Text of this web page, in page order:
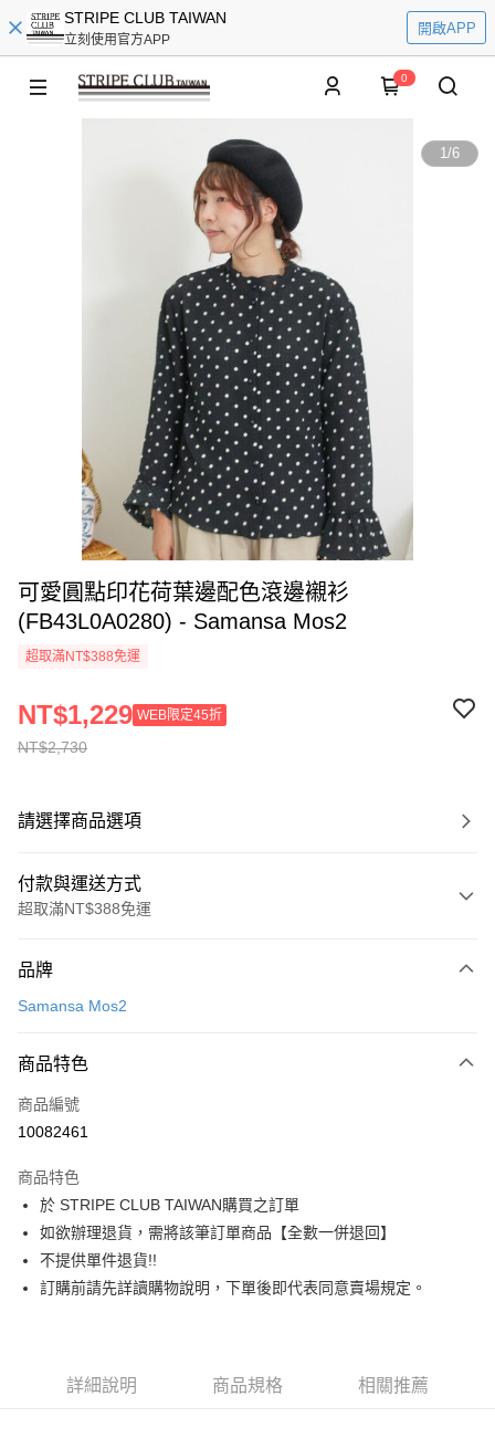
STRIPE CLUB TAIWAN
立刻使用官方APP
開啟APP
0
1/6
可愛圓點印花荷葉邊配色滾邊襯衫
(FB43L0A0280) - Samansa Mos2
超取滿NT$388免運
NT$2,730
NT$1,229 WEB限定45折
請選擇商品選項
付款與運送方式
超取滿NT$388免運
信用卡一次付款
3 期 0 利率 每期
合作金庫商業銀行
上海商業儲蓄銀行
臺灣中小企業銀行
匯豐（台灣）商業銀行
華泰商業銀行
聯邦商業銀行
遠東國際商業銀行
元大商業銀行
玉山商業銀行
星展（台灣）商業銀行
超商取貨付款
LINE Pay
Apple Pay
街口支付
悠遊付
相關說明
【大哥付你分期使用說明】
品牌
Samansa Mos2
商品特色
商品編號
10082461
商品特色
於 STRIPE CLUB TAIWAN購買之訂單
如欲辦理退貨，需將該筆訂單商品【全數一併退回】
不提供單件退貨!!
訂購前請先詳讀購物說明，下單後即代表同意賣場規定。
詳細說明 商品規格 相關推薦